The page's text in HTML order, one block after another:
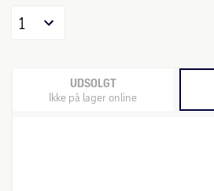
1
UDSOLGT
Ikke på lager online